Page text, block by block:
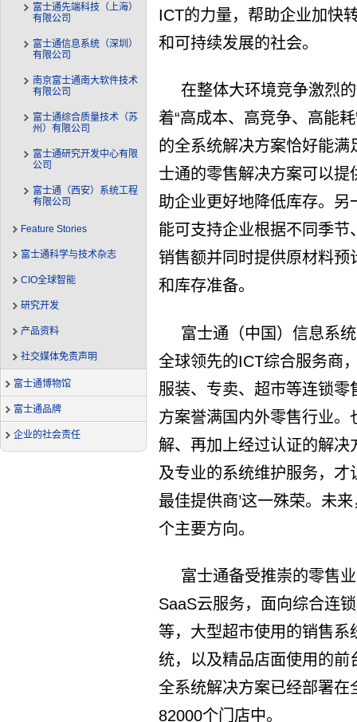
富士通先端科技（上海）
有限公司
富士通信息系统（深圳）
有限公司
南京富士通南大软件技术
有限公司
富士通综合质量技术（苏
州）有限公司
富士通研究开发中心有限
公司
富士通（西安）系统工程
有限公司
Feature Stories
富士通科学与技术杂志
CIO全球智能
研究开发
产品资料
社交媒体免责声明
富士通博物馆
富士通品牌
企业的社会责任
ICT的力量，帮助企业加快
和可持续发展的社会。
在整体大环境竞争激烈
着“高成本、高竞争、高能
的全系统解决方案恰好能
士通的零售解决方案可以
助企业更好地降低库存。
能可支持企业根据不同季
销售额并同时提供原材料
和库存准备。
富士通（中国）信息系
全球领先的ICT综合服务商
服装、专卖、超市等连锁
方案誉满国内外零售行业
解、再加上经过认证的解
及专业的系统维护服务，才
最佳提供商’这一殊荣。未
个主要方向。
富士通备受推崇的零售
SaaS云服务，面向综合连
等，大型超市使用的销售
统，以及精品店面使用的
全系统解决方案已经部署
82000个门店中。